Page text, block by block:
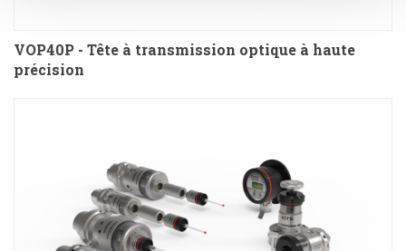
VOP40P - Tête à transmission optique à haute
précision